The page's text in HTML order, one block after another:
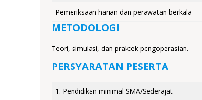
Pemeriksaan harian dan perawatan berkala
METODOLOGI
Teori, simulasi, dan praktek pengoperasian.
PERSYARATAN PESERTA
1. Pendidikan minimal SMA/Sederajat